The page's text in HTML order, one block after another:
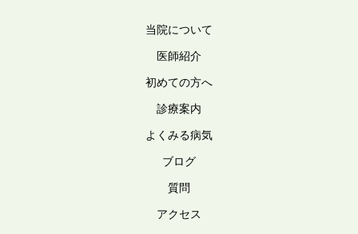
当院について
医師紹介
初めての方へ
診療案内
よくみる病気
ブログ
質問
アクセス